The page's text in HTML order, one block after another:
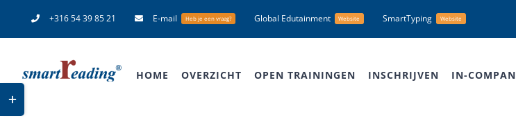
+316 54 39 85 21 E-mail Heb je een vraag? Global Edutainment Website SmartTyping Website
HOME OVERZICHT OPEN TRAININGEN INSCHRIJVEN IN-
Toggle
Sliding